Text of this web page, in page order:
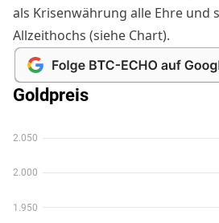
als Krisenwährung alle Ehre und
Allzeithochs (siehe Chart).